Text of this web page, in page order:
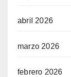
abril 2026
marzo 2026
febrero 2026